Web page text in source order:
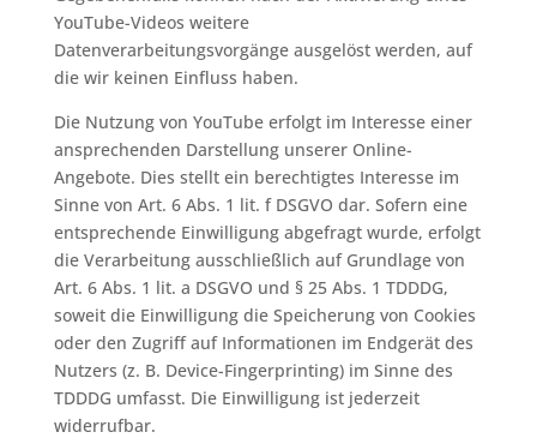
YouTube-Videos weitere
Datenverarbeitungsvorgänge ausgelöst werden, auf
die wir keinen Einfluss haben.
Die Nutzung von YouTube erfolgt im Interesse einer
ansprechenden Darstellung unserer Online-
Angebote. Dies stellt ein berechtigtes Interesse im
Sinne von Art. 6 Abs. 1 lit. f DSGVO dar. Sofern eine
entsprechende Einwilligung abgefragt wurde, erfolgt
die Verarbeitung ausschließlich auf Grundlage von
Art. 6 Abs. 1 lit. a DSGVO und § 25 Abs. 1 TDDDG,
soweit die Einwilligung die Speicherung von Cookies
oder den Zugriff auf Informationen im Endgerät des
Nutzers (z. B. Device-Fingerprinting) im Sinne des
TDDDG umfasst. Die Einwilligung ist jederzeit
widerrufbar.